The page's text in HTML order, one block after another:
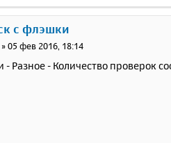
с флэшки
»05 фев 2016, 18:14
- Разное - Количество проверок